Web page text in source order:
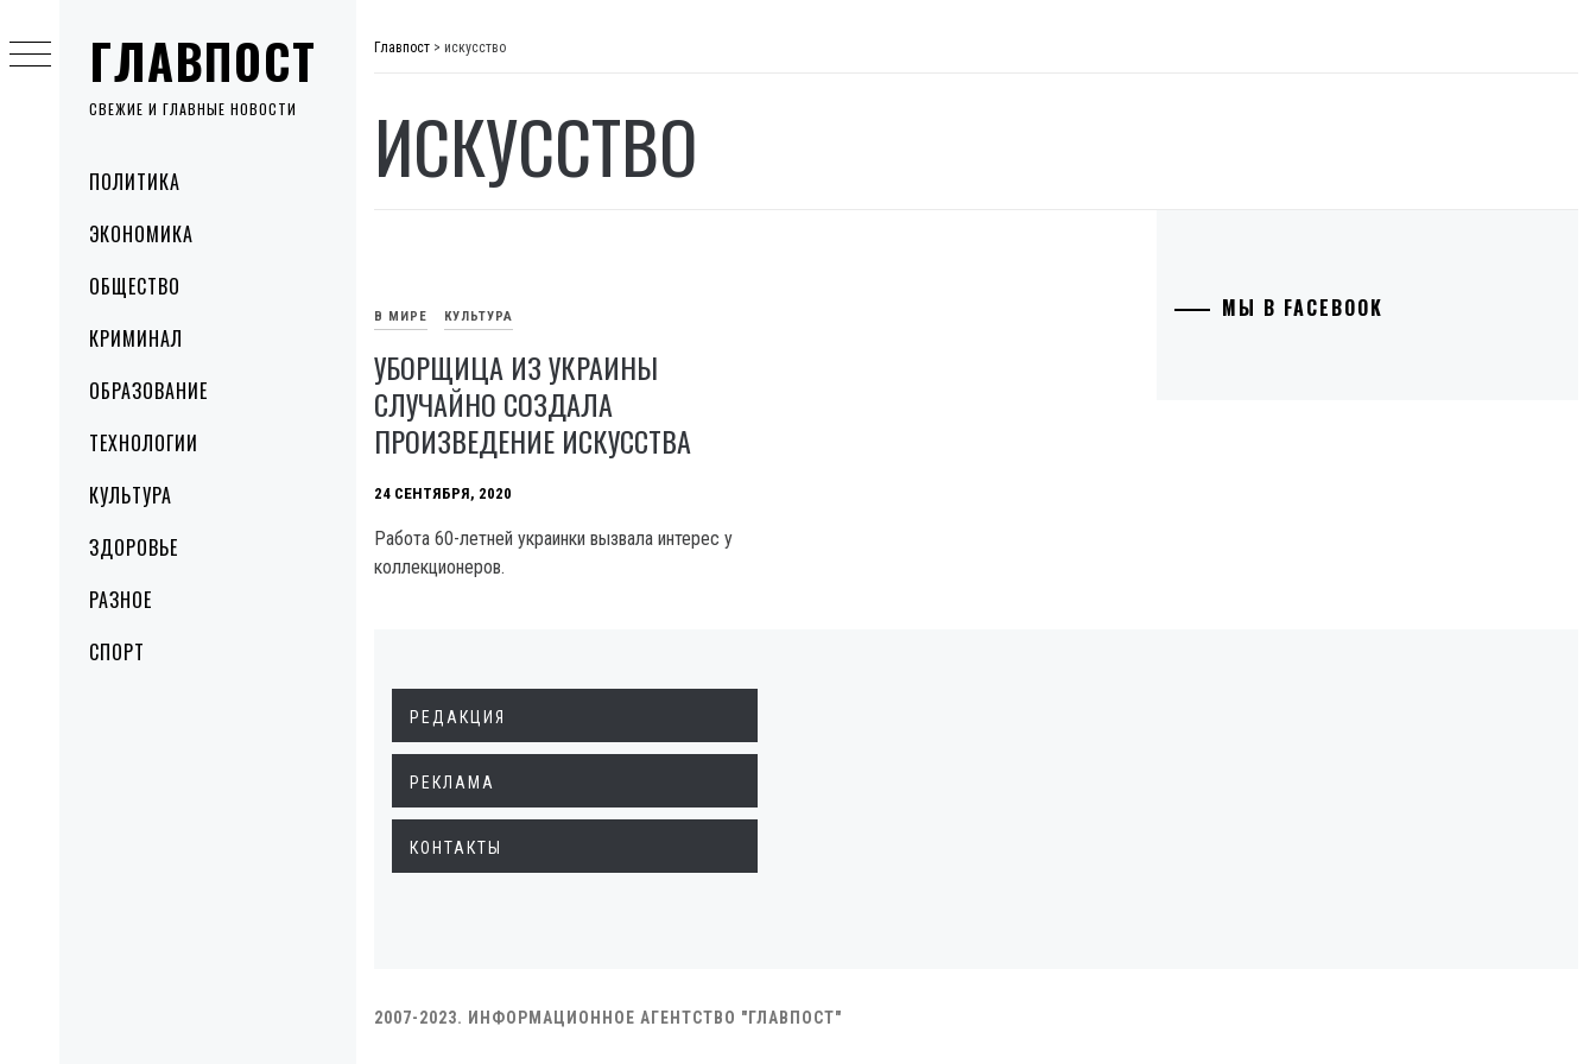
ГЛАВПОСТ
СВЕЖИЕ И ГЛАВНЫЕ НОВОСТИ
MenuПОЛИТИКА
ЭКОНОМИКА
ОБЩЕСТВО
КРИМИНАЛ
ОБРАЗОВАНИЕ
ТЕХНОЛОГИИ
КУЛЬТУРА
ЗДОРОВЬЕ
РАЗНОЕ
СПОРТ
to
content
Главпост > искусство
ИСКУССТВО
В МИРЕ КУЛЬТУРА
УБОРЩИЦА ИЗ УКРАИНЫ
СЛУЧАЙНО СОЗДАЛА
ПРОИЗВЕДЕНИЕ ИСКУССТВА
24 СЕНТЯБРЯ, 2020
Работа 60-летней украинки вызвала интерес у
коллекционеров.
МЫ В FACEBOOK
РЕДАКЦИЯ
РЕКЛАМА
КОНТАКТЫ
2007-2023. ИНФОРМАЦИОННОЕ АГЕНТСТВО "ГЛАВПОСТ"